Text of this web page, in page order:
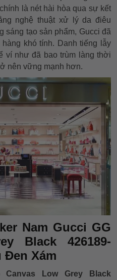
là nét hài hòa qua sự kết
nghệ thuật xử lý da điêu
sáng tạo sản phẩm, Gucci đã
khó tính. Danh tiếng lẫy
ví như đã bao trùm làng thời
nên vững mạnh hơn.
Nam Gucci GG
Black 426189-
Đen Xám
Canvas Low Grey Black